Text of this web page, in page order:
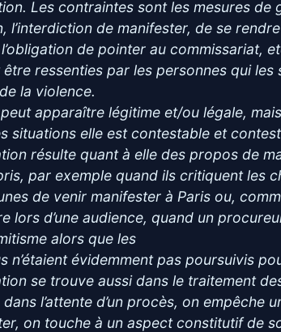
Les contraintes sont les mesures de
l’interdiction de manifester, de se
de pointer au commissariat,
ressenties par les personnes qui les
la violence.
apparaître légitime et/ou légale,
situations elle est contestable et
résulte quant à elle des propos de
par exemple quand ils critiquent les
de venir manifester à Paris ou,
lors d’une audience, quand un
alors que les
n’étaient évidemment pas poursuivis
se trouve aussi dans le traitement
l’attente d’un procès, on empêche
on touche à un aspect constitutif de